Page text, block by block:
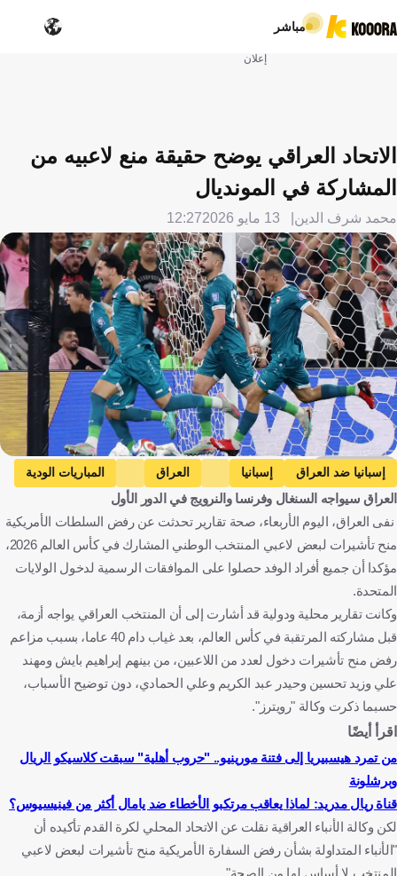
مباشر
إعلان
الاتحاد العراقي يوضح حقيقة منع لاعبيه من
المشاركة في المونديال
محمد شرف الدين 13 مايو 2026 12:27
Getty Images
إسبانيا ضد العراق إسبانيا العراق
المباريات الودية
العراق ضد النرويج
النرويج كأس العالم
فرنسا
السنغال ضد العراق
السنغال
الولايات المتحدة الأمريكية ضد السنغال
الولايات المتحدة الأمريكية
الولايات المتحدة الأمريكية ضد باراجواي
باراجواي
تركيا ضد الولايات المتحدة الأمريكية
تركيا إسبانيا
العراق
النرويج
الولايات المتحدة فرنسا السنغال كندا
باراغواي
تركيا
كرة قدم
العراق سيواجه السنغال وفرنسا والنرويج في الدور الأول
نفى العراق، اليوم الأربعاء، صحة تقارير تحدثت عن رفض السلطات الأمريكية
منح تأشيرات لبعض لاعبي المنتخب الوطني المشارك في كأس العالم ​2026،
مؤكدا أن جميع أفراد ‌الوفد حصلوا على الموافقات الرسمية لدخول الولايات
المتحدة.
وكانت تقارير محلية ودولية قد أشارت إلى أن المنتخب العراقي يواجه أزمة،
قبل مشاركته المرتقبة في كأس العالم، بعد غياب دام 40 عاما، بسبب ​مزاعم
رفض منح تأشيرات دخول لعدد من اللاعبين، من بينهم إبراهيم ​بايش ومهند
علي وزيد تحسين وحيدر عبد الكريم وعلي الحمادي، دون ⁠توضيح الأسباب،
حسبما ذكرت وكالة "رويترز".
اقرأ أيضًا
من تمرد هيسبيريا إلى فتنة مورينيو.. "حروب أهلية" سبقت كلاسيكو الريال
وبرشلونة
قناة ريال مدريد: لماذا يعاقب مرتكبو الأخطاء ضد يامال أكثر من فينيسيوس؟
لكن وكالة الأنباء العراقية نقلت عن الاتحاد المحلي لكرة القدم تأكيده أن
"الأنباء ​المتداولة بشأن رفض السفارة الأمريكية منح تأشيرات لبعض لاعبي
المنتخب لا أساس لها من ​الصحة".